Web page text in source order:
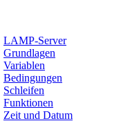
LAMP-Server
Grundlagen
Variablen
Bedingungen
Schleifen
Funktionen
Zeit und Datum